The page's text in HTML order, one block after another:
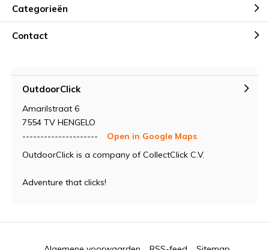
Categorieën
Contact
OutdoorClick
Amarilstraat 6
7554 TV HENGELO
---------------------
Open in Google Maps
OutdoorClick is a company of CollectClick C.V.
Adventure that clicks!